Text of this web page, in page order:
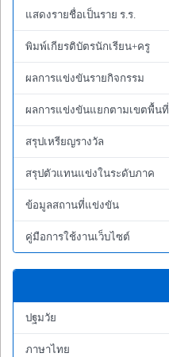
แสดงรายชื่อเป็นราย ร.ร.
พิมพ์เกียรติบัตรนักเรียน+ครู
ผลการแข่งขันรายกิจกรรม
ผลการแข่งขันแยกตามเขตพื้นที่
สรุปเหรียญรางวัล
สรุปตัวแทนแข่งในระดับภาค
ข้อมูลสถานที่แข่งขัน
คู่มือการใช้งานเว็บไซต์
ปฐมวัย
ภาษาไทย